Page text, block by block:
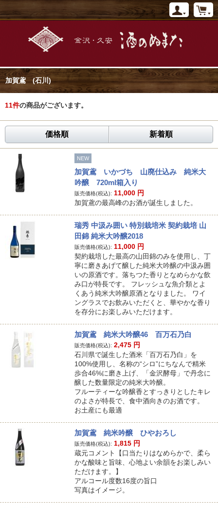
加賀鳶 (石川)
11件の商品がございます。
価格順 新着順
NEW
加賀鳶 いかづち 山廃仕込み 純米大
吟醸 720ml箱入り
販売価格(税込): 11,000 円
加賀鳶の最高峰のお酒が誕生しました。
瑞秀 中汲み囲い 特別栽培米 契約栽培 山
田錦 純米大吟醸2018
販売価格(税込): 11,000 円
契約栽培した最高の山田錦のみを使用し、丁
寧に磨きあげて醸した純米大吟醸の中汲み囲
いの原酒です。落ちつた香りとなめらかな飲
み口が特長です。 フレッシュな魚介類とよ
くあう純米大吟醸原酒となりました。 ワイ
ングラスでお飲みいただくと、華やかな香り
を存分にお楽しみいただけます。
加賀鳶 純米大吟醸46 百万石乃白
販売価格(税込): 2,475 円
石川県で誕生した酒米「百万石乃白」を
100%使用し、名称の“シロ”にちなんで精米
歩合46%に磨き上げ、「金沢酵母」で丹念に
醸した数量限定の純米大吟醸。
フルーティーな吟醸香とすっきりとしたキレ
のよさが特長で、食中酒向きのお酒です。
お土産にも最適
加賀鳶 純米吟醸 ひやおろし
販売価格(税込): 1,815 円
蔵元コメント【口当たりはなめらかで、柔ら
かな酸味と旨味、心地よい余韻をお楽しみい
ただけます。】
アルコール度数16度の旨口
写真はイメージ。